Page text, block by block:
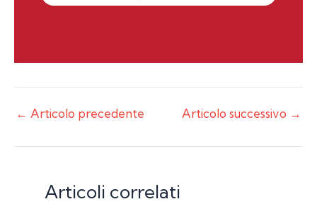
← Articolo precedente Articolo successivo →
Articoli correlati